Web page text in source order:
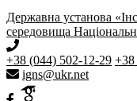
Державна установа
середовища
+38 (044) 502-12-29 +38
igns@ukr.net